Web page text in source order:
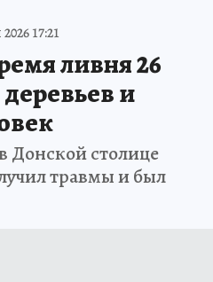
17:21
ливня 26
и
Донской столице
травмы и был